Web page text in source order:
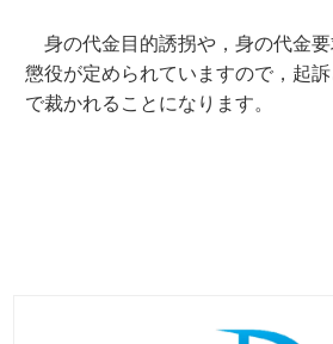
身の代金目的誘拐や，身の代金
懲役が定められていますので，起
で裁かれることになります。